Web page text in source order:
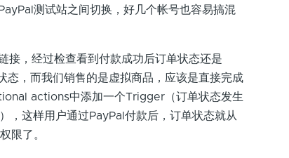
测试站之间切换，好几个帐号也容易搞混
，经过检查看到付款成功后订单状态还是
，而我们销售的是虚拟商品，应该是直接完成
actions中添加一个Trigger（订单状态发生
，这样用户通过PayPal付款后，订单状态就从
限了。